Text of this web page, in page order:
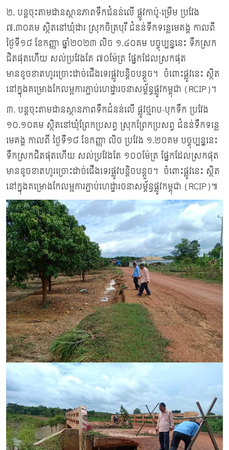
២. បន្តចុះតាមដានស្ថានភាពទឹកជំនន់លើ ផ្លូវកាប៉ូ-ម្រើម ប្រវែង
៧.៣០គម ស្ថិតនៅឃុំដារ ស្រុកចិត្របុរី ជំនន់ទឹកទន្លេមេគង្គ កាលពី
ថ្ងៃទី១៨ ខែកញ្ញា ឆ្នាំ២០២៣ លិច ១.៤០គម បច្ចុប្បន្ននេះ ទឹកស្រក
ជិតផុតហើយ សល់ប្រវែងតែ ៧០ម៉ែត្រ ផ្នែកដែលស្រកផុត
មានខូចខាតហូរច្រោះដាច់ជើងទេរផ្លូវបន្តិចបន្តួច។ ចំពោះផ្លូវនេះ ស្ថិត
នៅក្នុងគម្រោងកែលម្អការភ្ផាប់ហេដ្ឋារចនាសម្ព័ន្ធផ្លូវកម្ពុជា (RCIP)។
៣. បន្តចុះតាមដានស្ថានភាពទឹកជំនន់លើ ផ្លូវថ្មរាប-បុកទឹក ប្រវែង
១០.១០គម ស្ថិតនៅឃុំព្រែកប្រសព្វ ស្រុកព្រែកប្រសព្វ ជំនន់ទឹកទន្លេ
មេគង្គ កាលពី ថ្ងៃទី១៨ ខែកញ្ញា លិច ប្រវែង ១.២០គម បច្ចុប្បន្ននេះ
ទឹកស្រកជិតផុតហើយ សល់ប្រវែងតែ ១០០ម៉ែត្រ ផ្នែកដែលស្រកផុត
មានខូចខាតហូរច្រោះដាច់ជើងទេរផ្លូវបន្តិចបន្តួច។ ចំពោះផ្លូវនេះ ស្ថិត
នៅក្នុងគម្រោងកែលម្អការភ្ផាប់ហេដ្ឋារចនាសម្ព័ន្ធផ្លូវកម្ពុជា (RCIP)៕